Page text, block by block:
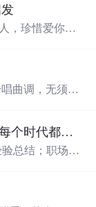
，不虚饰，随
，珍惜爱你的
组成的，有大
打理好这些
曲调，无须言
背20个单词 …
见的量变，在
选择与方法专栏（2）职场外篇： 每个时代都有自己的机遇
总结；职场外